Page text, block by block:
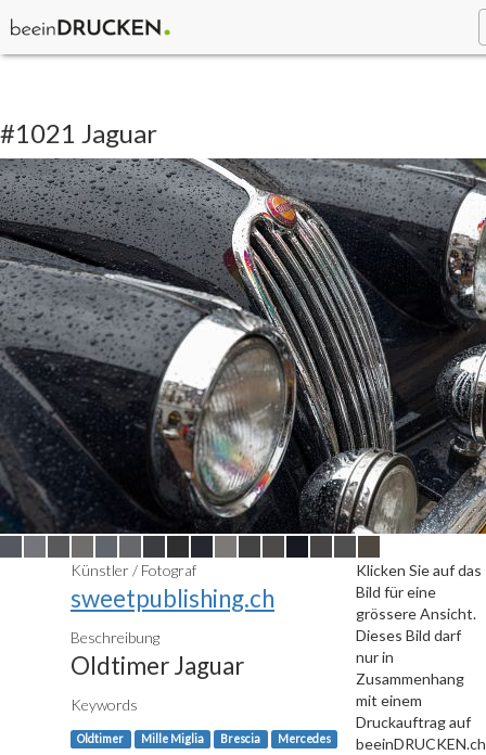
#1021 Jaguar
Künstler / Fotograf
sweetpublishing.ch
Beschreibung
Oldtimer Jaguar
Keywords
Oldtimer Mille Miglia Brescia Mercedes
Klicken Sie auf das
Bild für eine
grössere Ansicht.
Dieses Bild darf
nur in
Zusammenhang
mit einem
Druckauftrag auf
beeinDRUCKEN.ch